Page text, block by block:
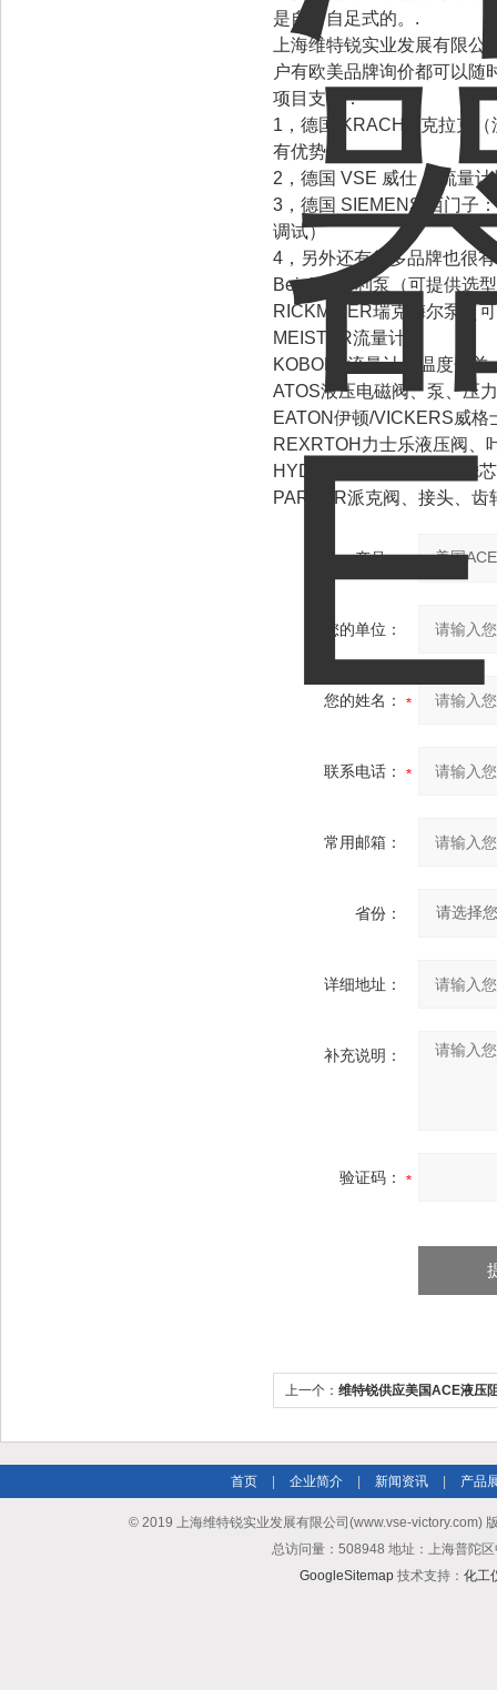
是自给自足式的。.
上海维特锐实业发展有限
户有欧美品牌询价都可以随
项目支持：
1，德国 KRACHT 克拉克
有优势）
2，德国 VSE 威仕 （流量
3，德国 SIEMENS 西门子
调试）
4，另外还有很多品牌也很
Beinlich百利泵（可提供选
RICKMEIER瑞克梅尔泵（
MEISTER流量计
KOBOLD流量计、温度开关
ATOS液压电磁阀、泵、压
EATON伊顿/VICKERS威格
REXRTOH力士乐液压阀、
HYDAC贺德克过滤器、滤
PARKER派克阀、接头、齿
产品：
您的单位：
您的姓名：
联系电话：
常用邮箱：
省份：
详细地址：
补充说明：
验证码：
上一个： 维特锐供应美国ACE液压
首页 企业简介 新闻资讯 产品
© 2019 上海维特锐实业发展有限公司(www.vse-victory.com)
总访问量：508948 地址：上海普陀
GoogleSitemap 技术支持： 化工